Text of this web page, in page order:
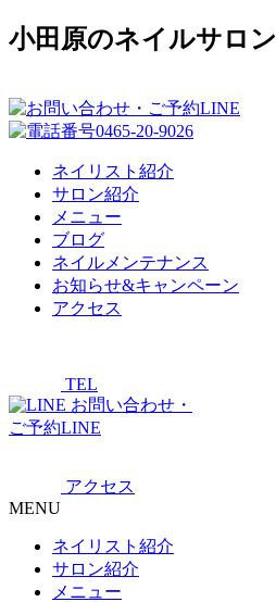
小田原のネイルサロン
ネイリスト紹介
サロン紹介
メニュー
ブログ
ネイルメンテナンス
お知らせ&キャンペーン
アクセス
TEL
お問い合わせ・
ご予約LINE
アクセス
MENU
ネイリスト紹介
サロン紹介
メニュー